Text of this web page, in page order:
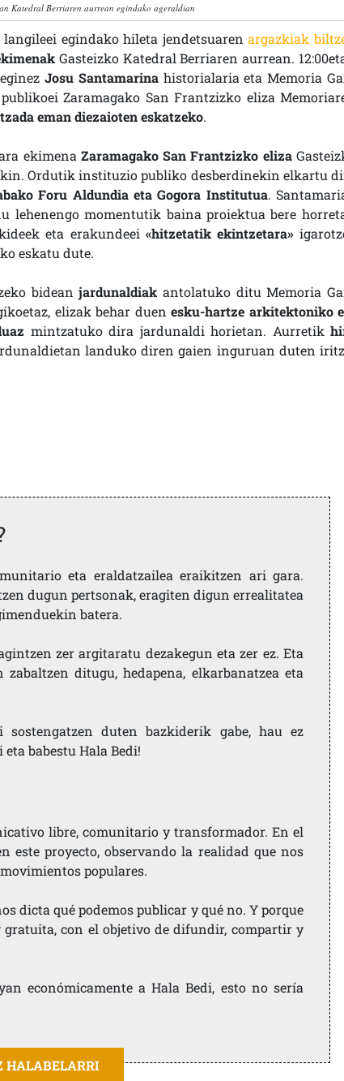
Katedral Berriaren aurrean egindako ageraldian
egindako hileta jendetsuarenargazkiak
Gasteizko Katedral Berriaren aurrean.
Josu Santamarinahistorialaria eta Memoria
Zaramagako San Frantzizko eliza
eman diezaioten eskatzeko.
ekimena Zaramagako San Frantzizko eliza
Ordutik instituzio publiko desberdinekin elkartu
Foru Aldundia eta Gogora Institutua.
lehenengo momentutik baina proiektua bere
eta erakundeei «hitzetatik ekintzetara»
eskatu dute.
bideanjardunaldiak antolatuko ditu Memoria
elizak behar duenesku-hartze arkitektoniko
mintzatuko dira jardunaldi horietan. Aurretik
landuko diren gaien inguruan duten
eta eraldatzailea eraikitzen ari gara.
dugun pertsonak, eragiten digun errealitatea
batera.
zer argitaratu dezakegun eta zer ez. Eta
ditugu, hedapena, elkarbanatzea eta
duten bazkiderik gabe, hau ez
babestu Hala Bedi!
libre, comunitario y transformador. En el
este proyecto, observando la realidad que nos
populares.
dicta qué podemos publicar y qué no. Y porque
con el objetivo de difundir, compartir y
económicamente a Hala Bedi, esto no sería
HALABELARRI